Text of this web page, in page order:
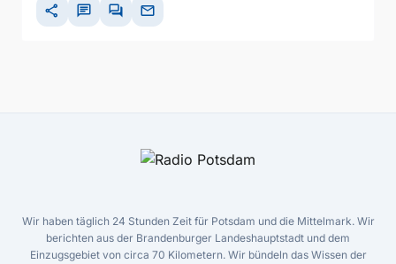
share chat forum mail
Wir haben täglich 24 Stunden Zeit für Potsdam und die Mittelmark. Wir
berichten aus der Brandenburger Landeshauptstadt und dem
Einzugsgebiet von circa 70 Kilometern. Wir bündeln das Wissen der